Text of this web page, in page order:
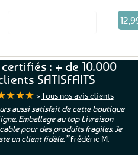
: + de 10.000
SATISFAITS
>Tous nos avis clients
aussi satisfait de cette boutique
Emballage au top Livraison
pour des produits fragiles. Je
un client fidèle.”Frédéric M.